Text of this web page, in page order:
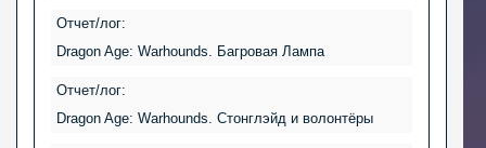
Отчет/лог:
Dragon Age: Warhounds. Багровая Лампа
Отчет/лог:
Dragon Age: Warhounds. Стонглэйд и волонтёры